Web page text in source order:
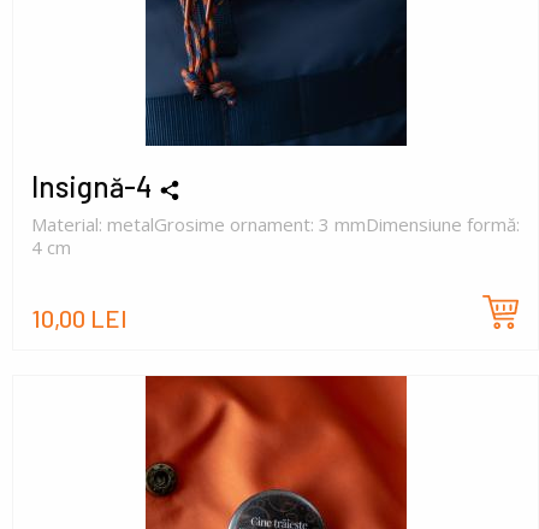
Insignă-4
Material: metalGrosime ornament: 3 mmDimensiune formă:
4 cm
10,00 LEI